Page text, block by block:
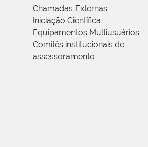
Chamadas Externas
Iniciação Científica
Equipamentos Multiusuários
Comitês institucionais de
assessoramento